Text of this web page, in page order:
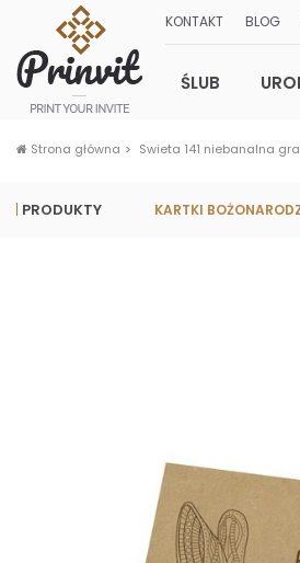
KONTAKT BLOG
ŚLUB
Strona główna Swieta 141 niebanalna
PRODUKTY KARTKI